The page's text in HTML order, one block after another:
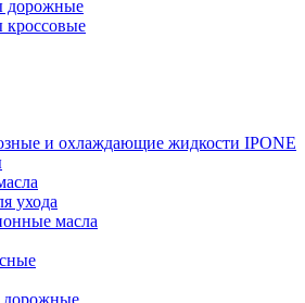
дорожные
и охлаждающие жидкости IPONE
ухода
масла